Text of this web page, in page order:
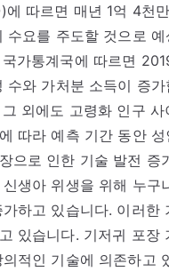
에 따르면 매년 1억 4천
수요를 주도할 것으로
가통계국에 따르면
수와 가처분 소득이 증
외에도 고령화 인구
따라 예측 기간 동안
으로 인한 기술 발전 증
생아 위생을 위해 누
하고 있습니다. 이러
있습니다. 기저귀 포
적인 기술에 의존하고